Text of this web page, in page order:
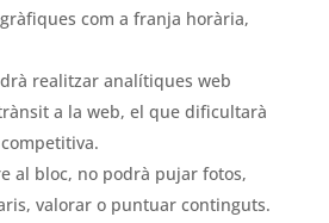
com a franja horària,
realitzar analítiques web
a la web, el que dificultarà
al bloc, no podrà pujar fotos,
valorar o puntuar continguts.